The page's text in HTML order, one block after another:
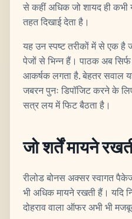
से कहीं अधिक जो शायद ही कभी
तहत दिखाई देता है।
यह उन स्पष्ट तरीकों में से एक है
पेजों से भिन्न हैं। पाठक अब सिर्फ
आकर्षक लगता है. बेहतर सवाल
जबरन पुनः डिपॉजिट करने के
सत्र लय में फिट बैठता है।
जो शर्तें मायने
रीलोड बोनस अक्सर स्वागत
भी अधिक मायने रखती हैं। यदि
दोहराव वाला ऑफर अभी भी